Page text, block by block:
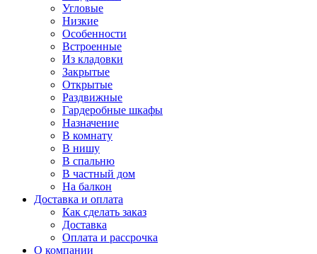
Угловые
Низкие
Особенности
Встроенные
Из кладовки
Закрытые
Открытые
Раздвижные
Гардеробные шкафы
Назначение
В комнату
В нишу
В спальню
В частный дом
На балкон
Доставка и оплата
Как сделать заказ
Доставка
Оплата и рассрочка
О компании